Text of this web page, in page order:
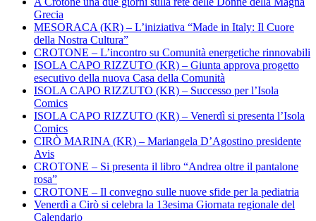
Grecia
MESORACA (KR) – L’iniziativa “Made in Italy: Il Cuore
della Nostra Cultura”
CROTONE – L’incontro su Comunità energetiche rinnovabili
ISOLA CAPO RIZZUTO (KR) – Giunta approva progetto
esecutivo della nuova Casa della Comunità
ISOLA CAPO RIZZUTO (KR) – Successo per l’Isola
Comics
ISOLA CAPO RIZZUTO (KR) – Venerdì si presenta l’Isola
Comics
CIRÒ MARINA (KR) – Mariangela D’Agostino presidente
Avis
CROTONE – Si presenta il libro “Andrea oltre il pantalone
rosa”
CROTONE – Il convegno sulle nuove sfide per la pediatria
Venerdì a Cirò si celebra la 13esima Giornata regionale del
Calendario